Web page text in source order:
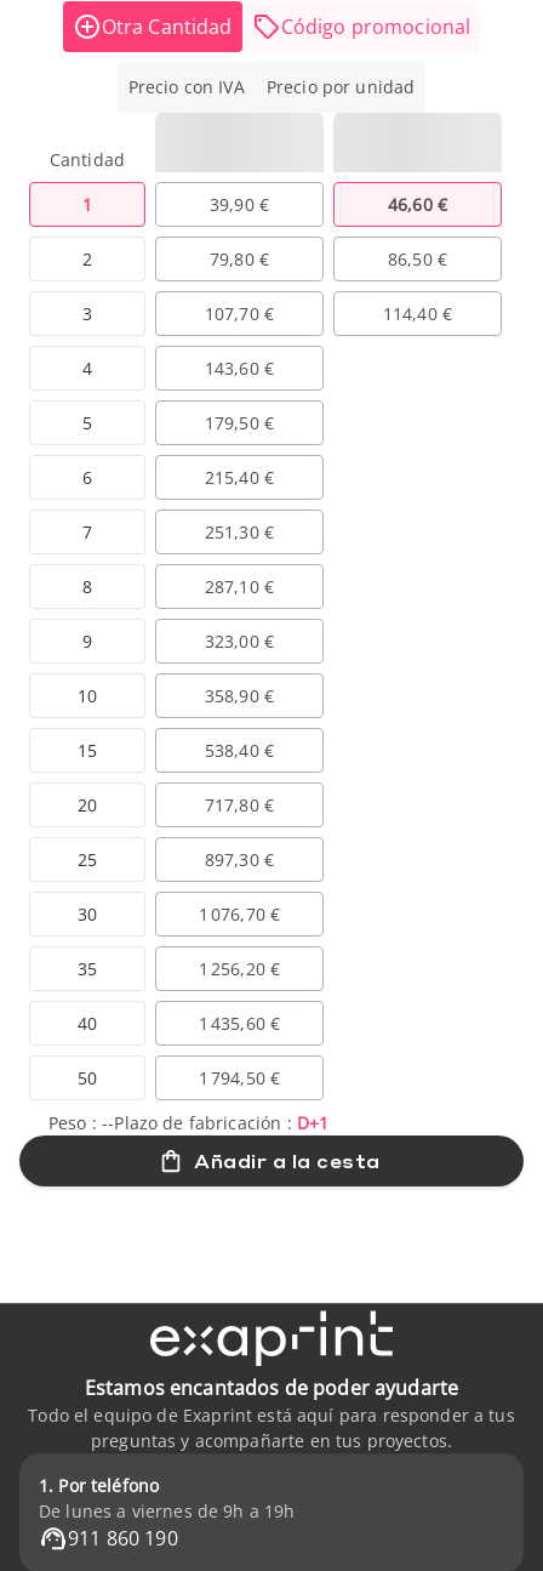
Otra Cantidad Código promocional
Precio con IVA Precio por unidad
Cantidad
1
2
3
4
5
6
7
8
9
10
15
20
25
30
35
40
50
39,90 € 46,60 €
79,80 € 86,50 €
107,70 € 114,40 €
143,60 €
179,50 €
215,40 €
251,30 €
287,10 €
323,00 €
358,90 €
538,40 €
717,80 €
897,30 €
1 076,70 €
1 256,20 €
1 435,60 €
1 794,50 €
Peso :--Plazo de fabricación : D+1
Añadir a la cesta
Estamos encantados de poder ayudarte
Todo el equipo de Exaprint está aquí para responder a tus
preguntas y acompañarte en tus proyectos.
1. Por teléfono
De lunes a viernes de 9h a 19h
911 860 190